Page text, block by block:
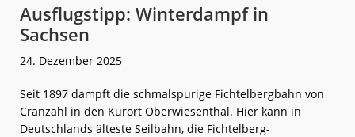
Ausflugstipp: Winterdampf in
Sachsen
24. Dezember 2025
Seit 1897 dampft die schmalspurige Fichtelbergbahn von
Cranzahl in den Kurort Oberwiesenthal. Hier kann in
Deutschlands älteste Seilbahn, die Fichtelberg-